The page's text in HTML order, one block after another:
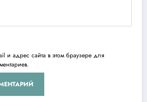
и адрес сайта в этом браузере для